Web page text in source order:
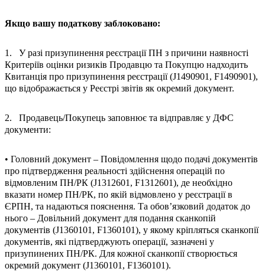
Якщо вашу податкову заблоковано:
1. У разі призупинення реєстрації ПН з причини наявності
Критеріїв оцінки ризиків Продавцю та Покупцю надходить
Квитанція про призупинення реєстрації (J1490901, F1490901),
що відображається у Реєстрі звітів як окремий документ.
2. Продавець/Покупець заповнює та відправляє у ДФС
документи:
• Головний документ – Повідомлення щодо подачі документів
про підтвердження реальності здійснення операцій по
відмовленим ПН/РК (J1312601, F1312601), де необхідно
вказати номер ПН/РК, по якій відмовлено у реєстрації в
ЄРПН, та надаються пояснення. Та обов’язковий додаток до
нього – Довільний документ для подання сканкопій
документів (J1360101, F1360101), у якому кріпляться сканкопії
документів, які підтверджують операції, зазначені у
призупинених ПН/РК. Для кожної сканкопії створюється
окремий документ (J1360101, F1360101).